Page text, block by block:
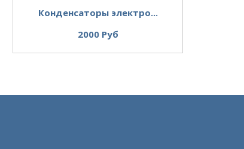
Конденсаторы электро...
2000 Руб